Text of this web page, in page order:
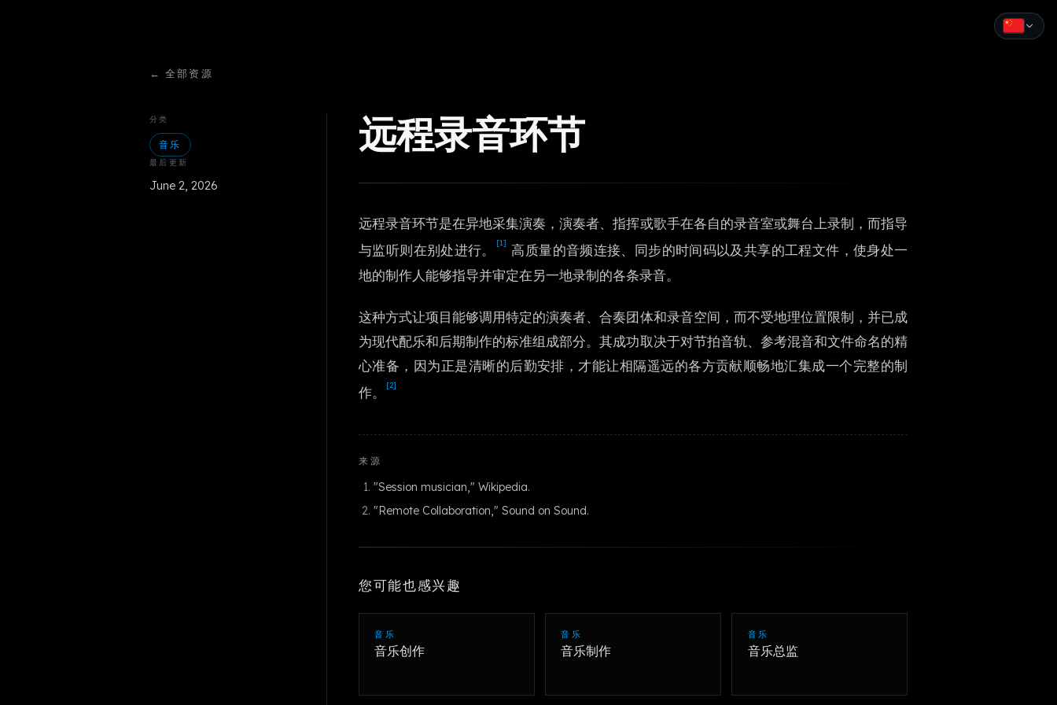
← 全部资源
分类
音乐
最后更新
June 2, 2026
远程录音环节
远程录音环节是在异地采集演奏，演奏者、指挥或歌手在各自的录音室或舞台上录制，而指导
与监听则在别处进行。
[1] 高质量的音频连接、同步的时间码以及共享的工程文件，使身处一
地的制作人能够指导并审定在另一地录制的各条录音。
这种方式让项目能够调用特定的演奏者、合奏团体和录音空间，而不受地理位置限制，并已成
为现代配乐和后期制作的标准组成部分。其成功取决于对节拍音轨、参考混音和文件命名的精
心准备，因为正是清晰的后勤安排，才能让相隔遥远的各方贡献顺畅地汇集成一个完整的制
作。
[2]
来源
"Session musician," Wikipedia.
"Remote Collaboration," Sound on Sound.
您可能也感兴趣
音乐
音乐创作
音乐
音乐制作
音乐
音乐总监